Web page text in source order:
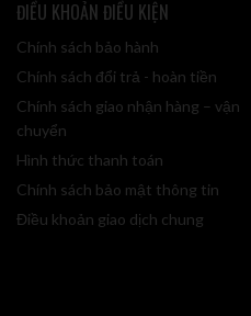
ĐIỀU KHOẢN ĐIỀU KIỆN
Chính sách bảo hành
Chính sách đổi trả - hoàn tiền
Chính sách giao nhận hàng – vận
chuyển
Hình thức thanh toán
Chính sách bảo mật thông tin
Điều khoản giao dịch chung